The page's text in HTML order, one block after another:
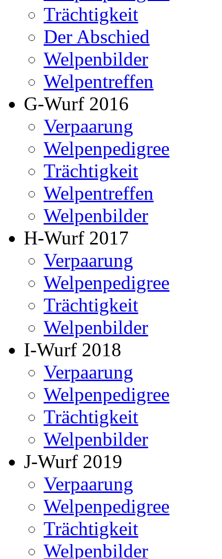
Trächtigkeit
Der Abschied
Welpenbilder
Welpentreffen
G-Wurf 2016
Verpaarung
Welpenpedigree
Trächtigkeit
Welpentreffen
Welpenbilder
H-Wurf 2017
Verpaarung
Welpenpedigree
Trächtigkeit
Welpenbilder
I-Wurf 2018
Verpaarung
Welpenpedigree
Trächtigkeit
Welpenbilder
J-Wurf 2019
Verpaarung
Welpenpedigree
Trächtigkeit
Welpenbilder